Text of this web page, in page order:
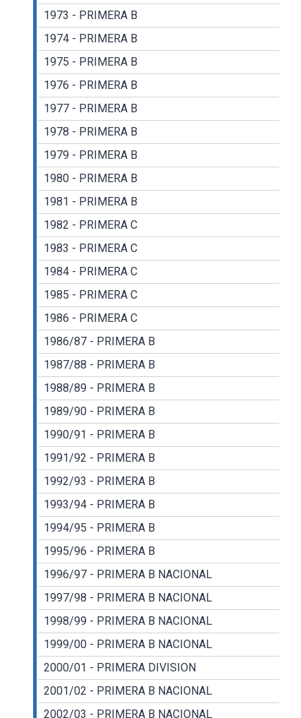
1973 - PRIMERA B
1974 - PRIMERA B
1975 - PRIMERA B
1976 - PRIMERA B
1977 - PRIMERA B
1978 - PRIMERA B
1979 - PRIMERA B
1980 - PRIMERA B
1981 - PRIMERA B
1982 - PRIMERA C
1983 - PRIMERA C
1984 - PRIMERA C
1985 - PRIMERA C
1986 - PRIMERA C
1986/87 - PRIMERA B
1987/88 - PRIMERA B
1988/89 - PRIMERA B
1989/90 - PRIMERA B
1990/91 - PRIMERA B
1991/92 - PRIMERA B
1992/93 - PRIMERA B
1993/94 - PRIMERA B
1994/95 - PRIMERA B
1995/96 - PRIMERA B
1996/97 - PRIMERA B NACIONAL
1997/98 - PRIMERA B NACIONAL
1998/99 - PRIMERA B NACIONAL
1999/00 - PRIMERA B NACIONAL
2000/01 - PRIMERA DIVISION
2001/02 - PRIMERA B NACIONAL
2002/03 - PRIMERA B NACIONAL